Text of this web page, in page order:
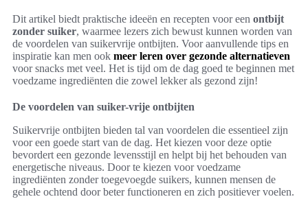
Dit artikel biedt praktische ideeën en recepten voor een ontbijt
zonder suiker, waarmee lezers zich bewust kunnen worden van
de voordelen van suikervrije ontbijten. Voor aanvullende tips en
inspiratie kan men ook meer leren over gezonde alternatieven
voor snacks met veel. Het is tijd om de dag goed te beginnen met
voedzame ingrediënten die zowel lekker als gezond zijn!
De voordelen van suiker-vrije ontbijten
Suikervrije ontbijten bieden tal van voordelen die essentieel zijn
voor een goede start van de dag. Het kiezen voor deze optie
bevordert een gezonde levensstijl en helpt bij het behouden van
energetische niveaus. Door te kiezen voor voedzame
ingrediënten zonder toegevoegde suikers, kunnen mensen de
gehele ochtend door beter functioneren en zich positiever voelen.